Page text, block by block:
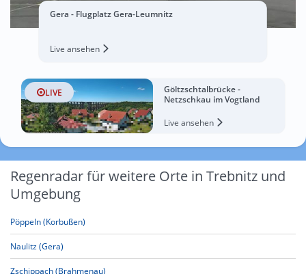
Gera - Flugplatz Gera-Leumnitz
Live ansehen
LIVE
Göltzschtalbrücke -
Netzschkau im Vogtland
Live ansehen
Regenradar für weitere Orte in Trebnitz und
Umgebung
Pöppeln (Korbußen)
Naulitz (Gera)
Zschippach (Brahmenau)